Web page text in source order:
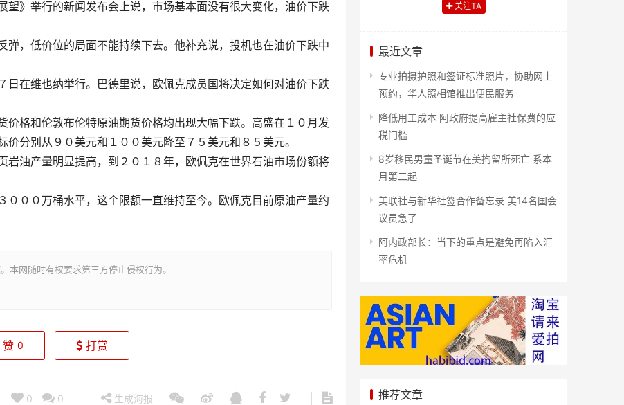
》举行的新闻发布会上说，市场基本面没有很大变化，油价下跌
，低价位的局面不能持续下去。他补充说，投机也在油价下跌中
在维也纳举行。巴德里说，欧佩克成员国将决定如何对油价下跌
格和伦敦布伦特原油期货价格均出现大幅下跌。高盛在１０月发
分别从９０美元和１００美元降至７５美元和８５美元。
油产量明显提高，到２０１８年，欧佩克在世界石油市场份额将
０００万桶水平，这个限额一直维持至今。欧佩克目前原油产量约
本网随时有权要求第三方停止侵权行为。
赞 0 打赏
0 0 生成海报
关注TA
最近文章
专业拍摄护照和签证标准照片，协助网上
预约，华人照相馆推出便民服务
降低用工成本 阿政府提高雇主社保费的应
税门槛
8岁移民男童圣诞节在美拘留所死亡 系本
月第二起
美联社与新华社签合作备忘录 美14名国会
议员急了
阿内政部长：当下的重点是避免再陷入汇
率危机
推荐文章